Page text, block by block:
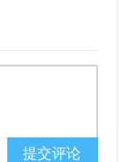
提交评论